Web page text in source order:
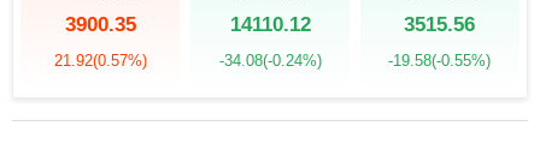
3900.35
21.92(0.57%)
14110.12
-34.08(-0.24%)
3515.56
-19.58(-0.55%)